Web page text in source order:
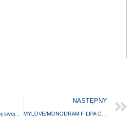
NASTĘPNY
MYLOVE/MONODRAM FILIPA CEMBALI